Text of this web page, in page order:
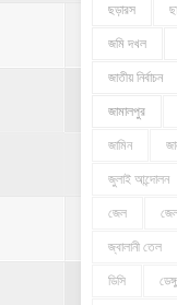
ছড়ারস
জমি দখল
জাতীয় নির্বাচন
জামালপুর
জামিন
জুলাই আন্দোলন
জেল
জ্বালানী তেল
ডিসি ডেঙ্গু